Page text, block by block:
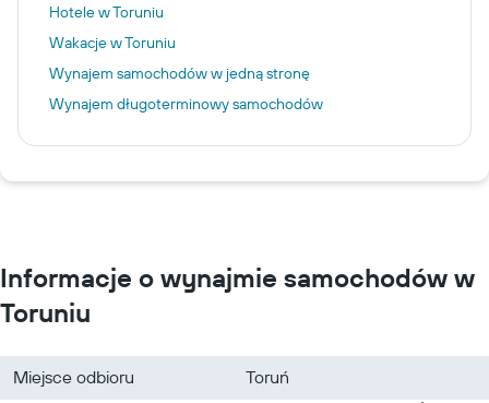
Hotele w Toruniu
Wakacje w Toruniu
Wynajem samochodów w jedną stronę
Wynajem długoterminowy samochodów
Informacje o wynajmie samochodów w
Toruniu
Miejsce odbioru Toruń